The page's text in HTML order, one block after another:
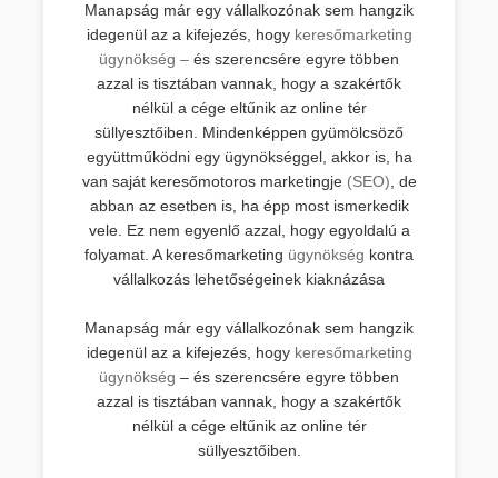
Manapság már egy vállalkozónak sem hangzik
idegenül az a kifejezés, hogy keresőmarketing
ügynökség – és szerencsére egyre többen
azzal is tisztában vannak, hogy a szakértők
nélkül a cége eltűnik az online tér
süllyesztőiben. Mindenképpen gyümölcsöző
együttműködni egy ügynökséggel, akkor is, ha
van saját keresőmotoros marketingje (SEO), de
abban az esetben is, ha épp most ismerkedik
vele. Ez nem egyenlő azzal, hogy egyoldalú a
folyamat. A keresőmarketing ügynökség kontra
vállalkozás lehetőségeinek kiaknázása
Manapság már egy vállalkozónak sem hangzik
idegenül az a kifejezés, hogy keresőmarketing
ügynökség – és szerencsére egyre többen
azzal is tisztában vannak, hogy a szakértők
nélkül a cége eltűnik az online tér
süllyesztőiben.